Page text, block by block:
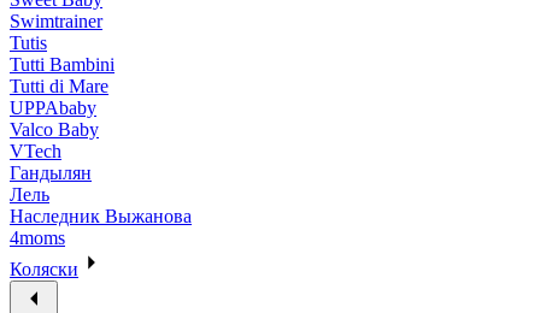
Swimtrainer
Tutis
Tutti Bambini
Tutti di Mare
UPPAbaby
Valco Baby
VTech
Гандылян
Лель
Наследник Выжанова
4moms
Коляски